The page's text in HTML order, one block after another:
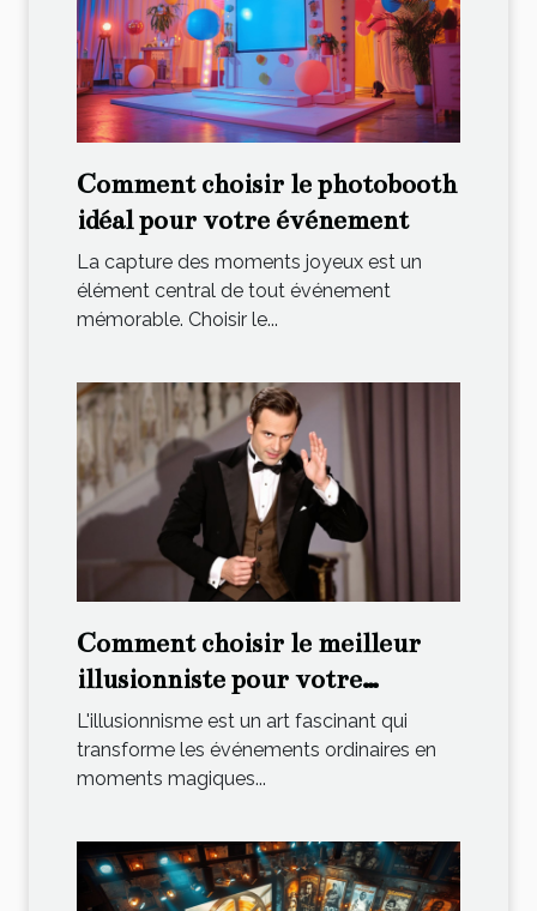
Comment choisir le photobooth
idéal pour votre événement
La capture des moments joyeux est un
élément central de tout événement
mémorable. Choisir le...
Comment choisir le meilleur
illusionniste pour votre
événement spécial
L'illusionnisme est un art fascinant qui
transforme les événements ordinaires en
moments magiques...